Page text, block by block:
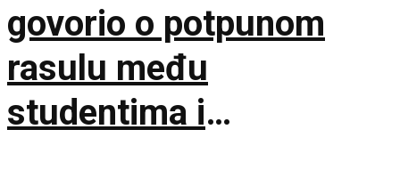
govorio o potpunom
rasulu među
studentima i